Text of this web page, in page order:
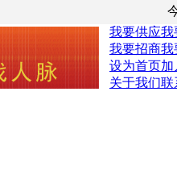
我要供应我
我要招商我
设为首页加
关于我们联